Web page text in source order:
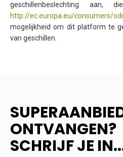
geschillenbeslechting
http://ec.europa.eu/consumers/
mogelijkheid om dit platform te
van geschillen.
ONTVANGEN?
SCHRIJF JE